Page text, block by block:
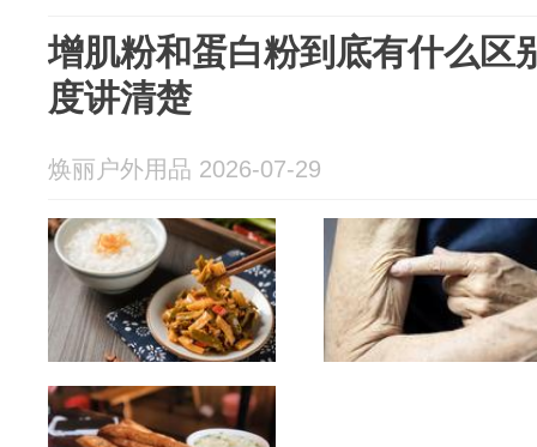
增肌粉和蛋白粉到底有什么区
度讲清楚
焕丽户外用品 2026-07-29